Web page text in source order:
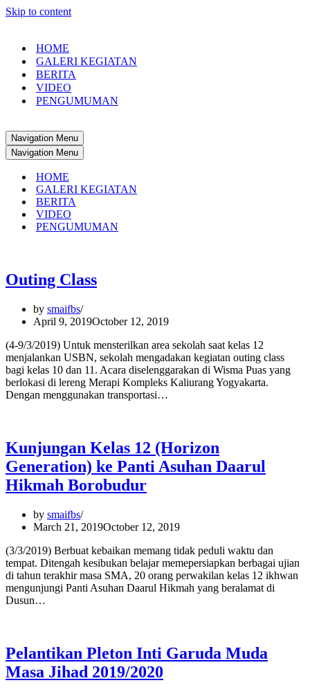
Skip to content
HOME
GALERI KEGIATAN
BERITA
VIDEO
PENGUMUMAN
Navigation Menu
Navigation Menu
HOME
GALERI KEGIATAN
BERITA
VIDEO
PENGUMUMAN
Outing Class
by smaifbs
April 9, 2019October 12, 2019
(4-9/3/2019) Untuk mensterilkan area sekolah saat kelas 12
menjalankan USBN, sekolah mengadakan kegiatan outing class
bagi kelas 10 dan 11. Acara diselenggarakan di Wisma Puas yang
berlokasi di lereng Merapi Kompleks Kaliurang Yogyakarta.
Dengan menggunakan transportasi…
Kunjungan Kelas 12 (Horizon
Generation) ke Panti Asuhan Daarul
Hikmah Borobudur
by smaifbs
March 21, 2019October 12, 2019
(3/3/2019) Berbuat kebaikan memang tidak peduli waktu dan
tempat. Ditengah kesibukan belajar memepersiapkan berbagai ujian
di tahun terakhir masa SMA, 20 orang perwakilan kelas 12 ikhwan
mengunjungi Panti Asuhan Daarul Hikmah yang beralamat di
Dusun…
Pelantikan Pleton Inti Garuda Muda
Masa Jihad 2019/2020